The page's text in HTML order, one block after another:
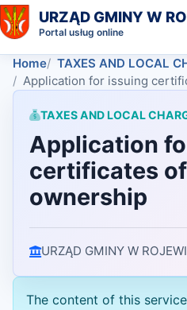
URZĄD GMINY W
Portal usług online
Home
TAXES AND LOCAL
Application for issuing
TAXES AND LOCAL
Application
certificates
ownership
URZĄD GMINY W
The content of this